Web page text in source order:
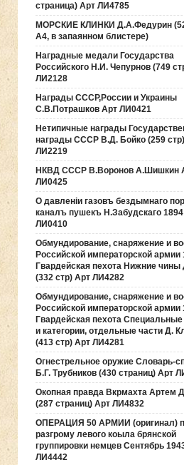
страница) Арт ЛИ4785
МОРСКИЕ КЛИНКИ Д.А.Федурин
А4, в запаянном блистере)
Наградные медали Государства
Российского Н.И. Чепурнов (749
ЛИ2128
Награды СССР,России и Украины
С.В.Потрашков Арт ЛИ0421
Нетипичные награды
награды СССР В.Д. Бойко (259
ЛИ2219
НКВД СССР В.Воронов А.Шишкин
ЛИ0425
О давленiи газовъ бездымнаго
каналъ пушекъ Н.Забудскаго 1894
ЛИ0410
Обмундирование, снаряжение и
Российской императорской армии
Гвардейская пехота Нижние чины
(332 стр) Арт ЛИ4282
Обмундирование, снаряжение и
Российской императорской армии
Гвардейская пехота
и категории, отдельные части Д.
(413 стр) Арт ЛИ4281
Огнестрельное оружие Словарь-
Б.Г. Трубников (430 страниц) Арт
Окопная правда Вкрмахта Артем
(287 страниц) Арт ЛИ4832
ОПЕРАЦИЯ 50 АРМИИ (оригинал)
разгрому левого коыла брянской
группировки немцев Сентябрь
ЛИ4442